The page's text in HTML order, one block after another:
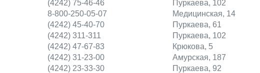
(4242) 75-46-46
Пуркаева, 102
8-800-250-05-07
Медицинская, 14
(4242) 45-40-70
Пуркаева, 61
(4242) 311-311
Пуркаева, 102
(4242) 47-67-83
Крюкова, 5
(4242) 31-23-00
Амурская, 187
(4242) 23-33-30
Пуркаева, 92